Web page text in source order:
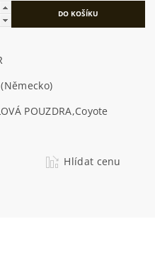
POUZDRA,Coyote
Hlídat cenu